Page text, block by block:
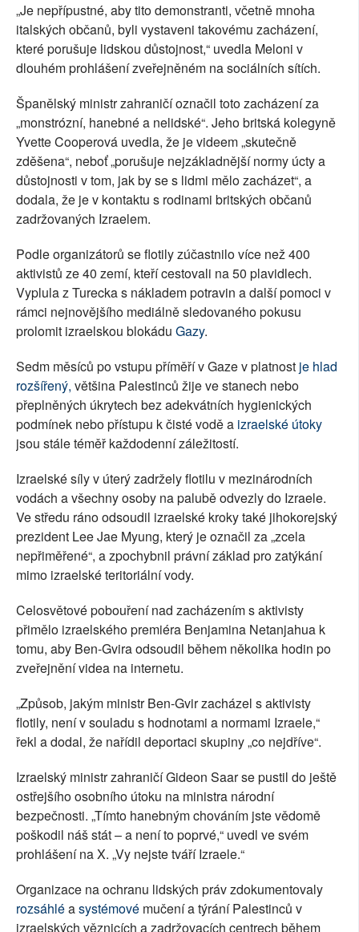
„Je nepřípustné, aby tito demonstranti, včetně mnoha
italských občanů, byli vystaveni takovému zacházení,
které porušuje lidskou důstojnost,“ uvedla Meloni v
dlouhém prohlášení zveřejněném na sociálních sítích.
Španělský ministr zahraničí označil toto zacházení za
„monstrózní, hanebné a nelidské“. Jeho britská kolegyně
Yvette Cooperová uvedla, že je videem „skutečně
zděšena“, neboť „porušuje nejzákladnější normy úcty a
důstojnosti v tom, jak by se s lidmi mělo zacházet“, a
dodala, že je v kontaktu s rodinami britských občanů
zadržovaných Izraelem.
Podle organizátorů se flotily zúčastnilo více než 400
aktivistů ze 40 zemí, kteří cestovali na 50 plavidlech.
Vyplula z Turecka s nákladem potravin a další pomoci v
rámci nejnovějšího mediálně sledovaného pokusu
prolomit izraelskou blokádu Gazy.
Sedm měsíců po vstupu příměří v Gaze v platnost je hlad
rozšířený, většina Palestinců žije ve stanech nebo
přeplněných úkrytech bez adekvátních hygienických
podmínek nebo přístupu k čisté vodě a izraelské útoky
jsou stále téměř každodenní záležitostí.
Izraelské síly v úterý zadržely flotilu v mezinárodních
vodách a všechny osoby na palubě odvezly do Izraele.
Ve středu ráno odsoudil izraelské kroky také jihokorejský
prezident Lee Jae Myung, který je označil za „zcela
nepřiměřené“, a zpochybnil právní základ pro zatýkání
mimo izraelské teritoriální vody.
Celosvětové pobouření nad zacházením s aktivisty
přimělo izraelského premiéra Benjamina Netanjahua k
tomu, aby Ben-Gvira odsoudil během několika hodin po
zveřejnění videa na internetu.
„Způsob, jakým ministr Ben-Gvir zacházel s aktivisty
flotily, není v souladu s hodnotami a normami Izraele,“
řekl a dodal, že nařídil deportaci skupiny „co nejdříve“.
Izraelský ministr zahraničí Gideon Saar se pustil do ještě
ostřejšího osobního útoku na ministra národní
bezpečnosti. „Tímto hanebným chováním jste vědomě
poškodil náš stát – a není to poprvé,“ uvedl ve svém
prohlášení na X. „Vy nejste tváří Izraele.“
Organizace na ochranu lidských práv zdokumentovaly
rozsáhléasystémové mučení a týrání Palestinců v
izraelských věznicích a zadržovacích centrech během